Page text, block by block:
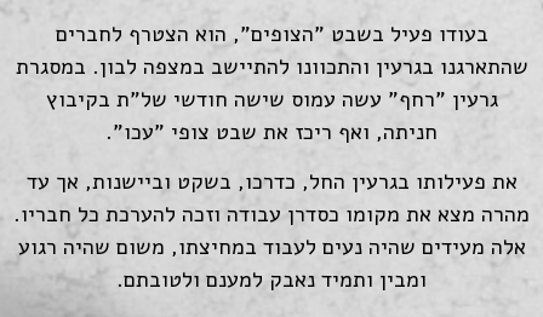
בעודו פעיל בשבט "הצופים", הוא הצטרף לחברים
שהתארגנו בגרעין והתכוונו להתיישב במצפה לבון. במסגרת
גרעין "רחף" עשה עמוס שישה חודשי של"ת בקיבוץ
חניתה, ואף ריכז את שבט צופי "עכו".
את פעילותו בגרעין החל, כדרכו, בשקט וביישנות, אך עד
מהרה מצא את מקומו כסדרן עבודה וזכה להערכת כל חבריו.
אלה מעידים שהיה נעים לעבוד במחיצתו, משום שהיה רגוע
ומבין ותמיד נאבק למענם ולטובתם.